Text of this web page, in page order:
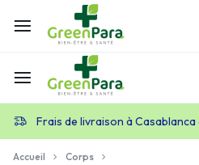
Frais de livraison à
Accueil
Corps